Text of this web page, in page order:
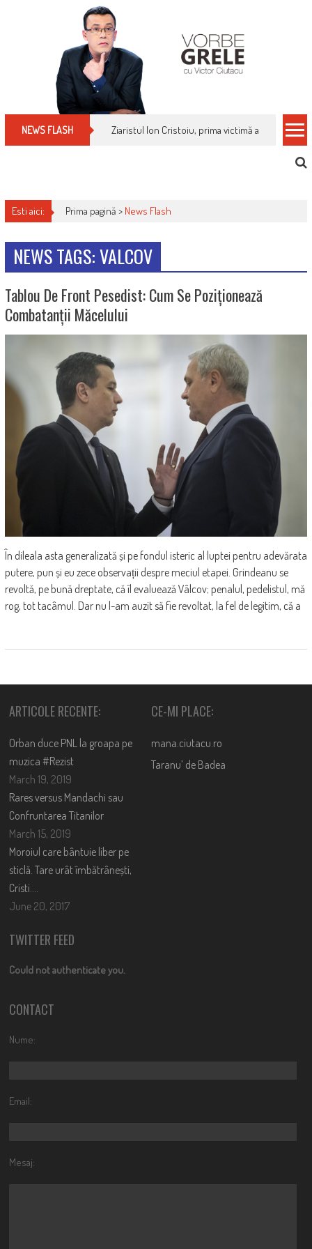
NEWS FLASH Ziaristul Ion Cristoiu, prima victimă a noi
Esti aici: Prima pagină > News Flash
NEWS TAGS: VALCOV
Tablou De Front Pesedist: Cum Se Poziționează
Combatanții Măcelului
În dileala asta generalizată și pe fondul isteric al luptei pentru adevărata
putere, pun și eu zece observații despre meciul etapei. Grindeanu se
revoltă, pe bună dreptate, că îl evaluează Vâlcov; penalul, pedelistul, mă
rog, tot tacâmul. Dar nu l-am auzit să fie revoltat, la fel de legitim, că a
ARTICOLE RECENTE:
Orban duce PNL la groapa pe
muzica #Rezist
March 19, 2019
Rares versus Mandachi sau
Confruntarea Titanilor
March 15, 2019
Moroiul care bântuie liber pe
sticlă. Tare urât îmbătrânești,
Cristi….
June 20, 2017
CE-MI PLACE:
mana.ciutacu.ro
Taranu’ de Badea
TWITTER FEED
Could not authenticate you.
CONTACT
Nume:
Email:
Mesaj: